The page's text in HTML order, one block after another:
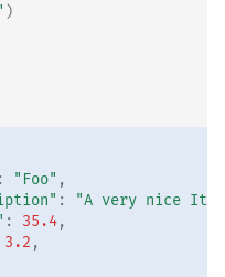
)
: "Foo" ,
:
"A very nice
: 35.4,
3.2 ,